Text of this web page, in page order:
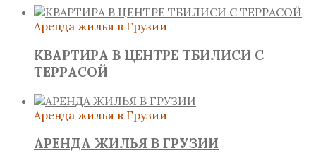
Аренда жилья в Грузии
КВАРТИРА В ЦЕНТРЕ ТБИЛИСИ С
ТЕРРАСОЙ
Аренда жилья в Грузии
АРЕНДА ЖИЛЬЯ В ГРУЗИИ